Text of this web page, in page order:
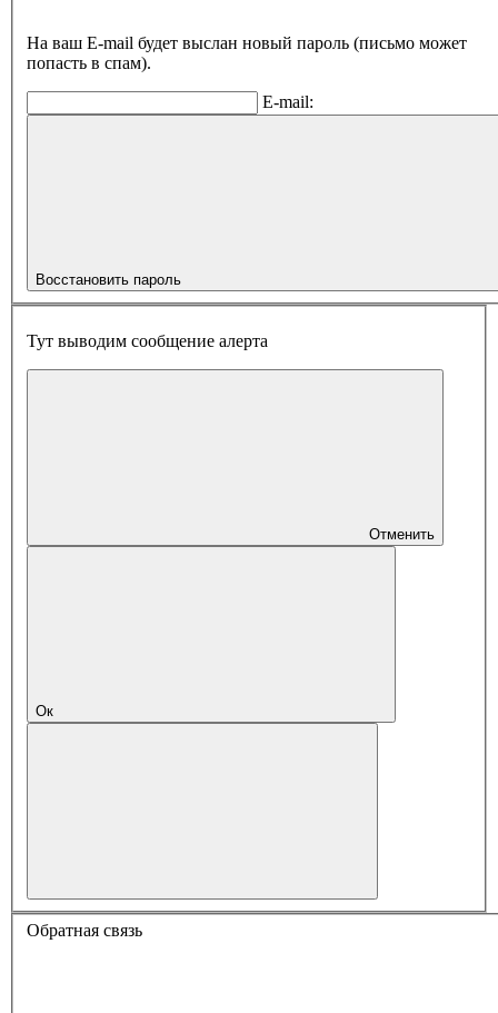
На ваш E-mail будет выслан новый пароль (письмо может
попасть в спам).
E-mail:
Восстановить пароль
Тут выводим сообщение алерта
Отменить
Ок
Обратная связь